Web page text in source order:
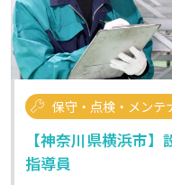
保守・点検・メンテ
【神奈川県横浜市
指導員